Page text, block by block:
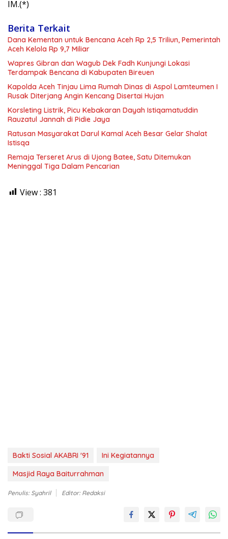
IM.(*)
Berita Terkait
Dana Kementan untuk Bencana Aceh Rp 2,5 Triliun, Pemerintah
Aceh Kelola Rp 9,7 Miliar
Wapres Gibran dan Wagub Dek Fadh Kunjungi Lokasi
Terdampak Bencana di Kabupaten Bireuen
Kapolda Aceh Tinjau Lima Rumah Dinas di Aspol Lamteumen I
Rusak Diterjang Angin Kencang Disertai Hujan
Korsleting Listrik, Picu Kebakaran Dayah Istiqamatuddin
Rauzatul Jannah di Pidie Jaya
Ratusan Masyarakat Darul Kamal Aceh Besar Gelar Shalat
Istisqa
Remaja Terseret Arus di Ujong Batee, Satu Ditemukan
Meninggal Tiga Dalam Pencarian
View : 381
Bakti Sosial AKABRI '91
Ini Kegiatannya
Masjid Raya Baiturrahman
Penulis: Syahril Editor: Redaksi